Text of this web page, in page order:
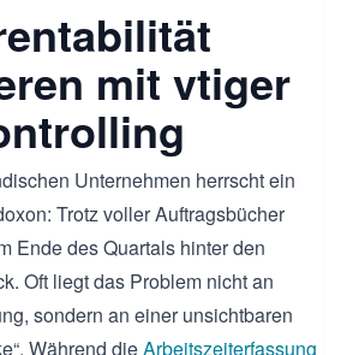
mit vtiger
Unternehmen herrscht ein
Trotz voller Auftragsbücher
Ende des Quartals hinter den
Oft liegt das Problem nicht an
sondern an einer unsichtbaren
Während dieArbeitszeiterfassung